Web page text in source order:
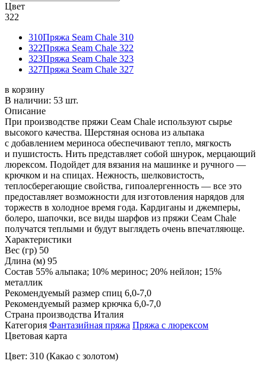
Цвет
322
310Пряжа Seam Chale 310
322Пряжа Seam Chale 322
323Пряжа Seam Chale 323
327Пряжа Seam Chale 327
в корзину
В наличии: 53 шт.
Описание
При производстве пряжи Сеам Chale используют сырье
высокого качества. Шерстяная основа из альпака
с добавлением мериноса обеспечивают тепло, мягкость
и пушистость. Нить представляет собой шнурок, мерцающий
люрексом. Подойдет для вязания на машинке и ручного —
крючком и на спицах. Нежность, шелковистость,
теплосберегающие свойства, гипоалергенность — все это
предоставляет возможности для изготовления нарядов для
торжеств в холодное время года. Кардиганы и джемперы,
болеро, шапочки, все виды шарфов из пряжи Сеам Chale
получатся теплыми и будут выглядеть очень впечатляюще.
Характеристики
Вес (гр) 50
Длина (м) 95
Состав 55% альпака; 10% меринос; 20% нейлон; 15%
металлик
Рекомендуемый размер спиц 6,0-7,0
Рекомендуемый размер крючка 6,0-7,0
Страна производства Италия
Категория Фантазийная пряжа Пряжа с люрексом
Цветовая карта
Цвет: 310 (Какао с золотом)